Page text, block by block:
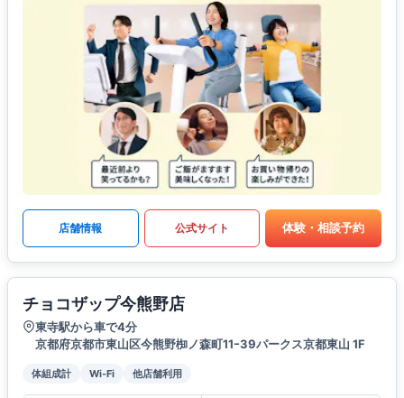
店舗情報 公式サイト 体験・相談予約
チョコザップ今熊野店
東寺駅から車で4分
京都府京都市東山区今熊野椥ノ森町11ｰ39パークス京都東山 1F
体組成計 Wi-Fi 他店舗利用